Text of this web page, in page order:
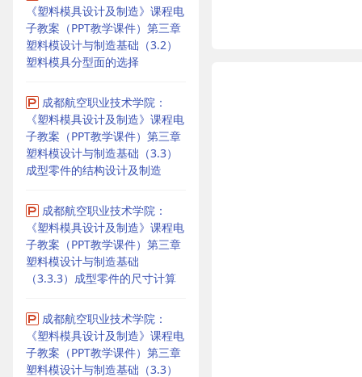
《塑料模具设计及制造》课程电
子教案（PPT教学课件）第三章
塑料模设计与制造基础（3.2）
塑料模具分型面的选择
成都航空职业技术学院：
《塑料模具设计及制造》课程电
子教案（PPT教学课件）第三章
塑料模设计与制造基础（3.3）
成型零件的结构设计及制造
成都航空职业技术学院：
《塑料模具设计及制造》课程电
子教案（PPT教学课件）第三章
塑料模设计与制造基础
（3.3.3）成型零件的尺寸计算
成都航空职业技术学院：
《塑料模具设计及制造》课程电
子教案（PPT教学课件）第三章
塑料模设计与制造基础（3.3）